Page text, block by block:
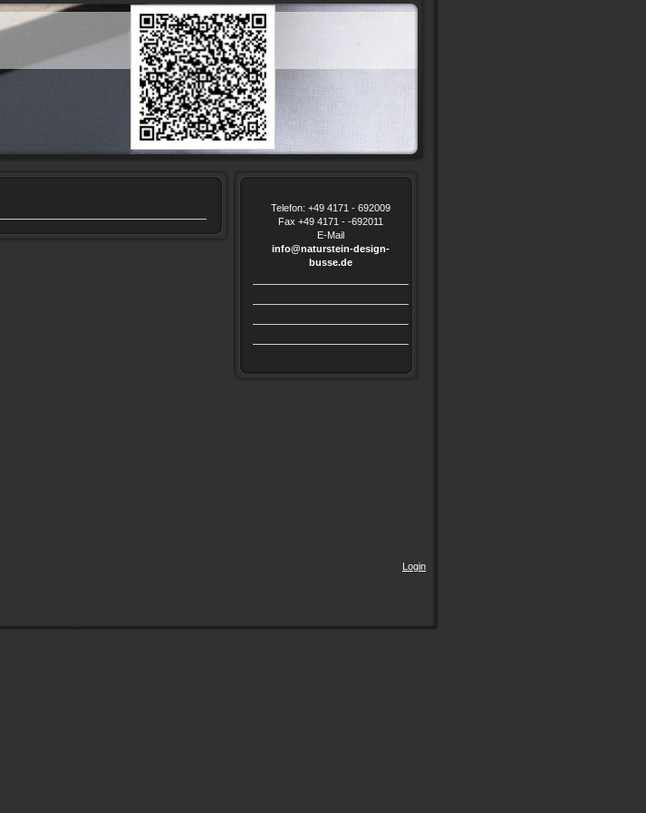
Telefon: +49 4171 - 692009
Fax +49 4171 - -692011
E-Mail
info@naturstein-design-
busse.de
Login